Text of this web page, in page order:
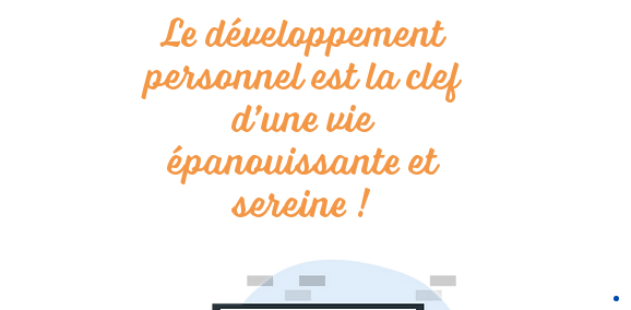
Le développement
personnel est la clef
d’une vie
épanouissante et
sereine !